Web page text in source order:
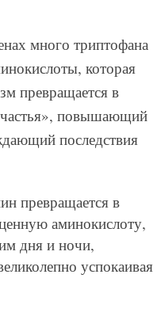
много триптофана
которая
превращается в
повышающий
последствия
превращается в
аминокислоту,
дня и ночи,
успокаивая